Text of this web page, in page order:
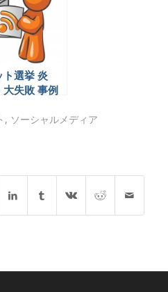
ト選挙 炎
大失敗 事例
, ソーシャルメディア